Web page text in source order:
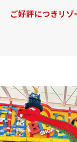
ご好評につきリ